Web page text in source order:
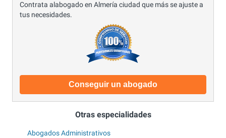
Contrata alabogado en Almería ciudad que más se ajuste a
tus necesidades.
Conseguir un abogado
Otras especialidades
Abogados Administrativos